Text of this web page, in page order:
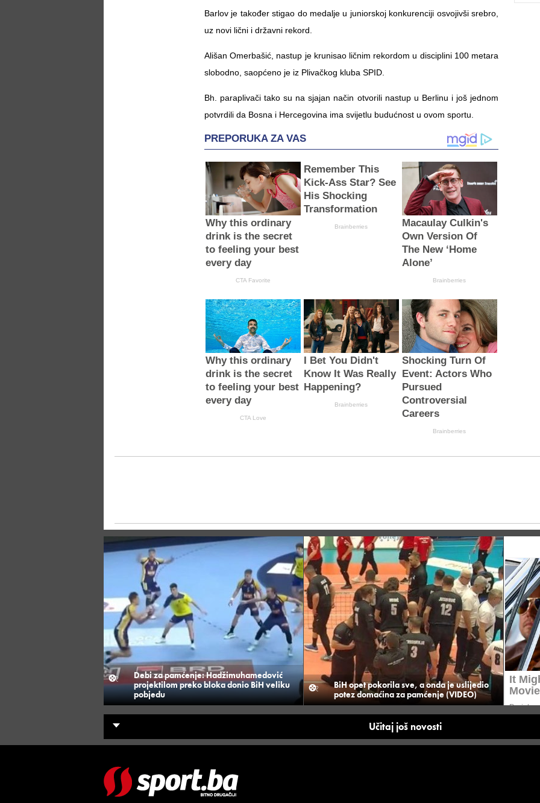
Barlov je također stigao do medalje u juniorskoj konkurenciji osvojivši srebro,
uz novi lični i državni rekord.
Ališan Omerbašić, nastup je krunisao ličnim rekordom u disciplini 100 metara
slobodno, saopćeno je iz Plivačkog kluba SPID.
Bh. paraplivači tako su na sjajan način otvorili nastup u Berlinu i još jednom
potvrdili da Bosna i Hercegovina ima svijetlu budućnost u ovom sportu.
Debi za pamćenje: Hadžimuhamedović
projektilom preko bloka donio BiH veliku
pobjedu
BiH opet pokorila sve, a onda je uslijedio
potez domaćina za pamćenje (VIDEO)
Učitaj još novosti